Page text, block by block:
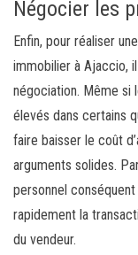
Négocier les
Enfin, pour réaliser
immobilier à Ajaccio,
négociation. Même si
élevés dans certains
faire baisser le coût
arguments solides.
personnel
rapidement la
du vendeur.